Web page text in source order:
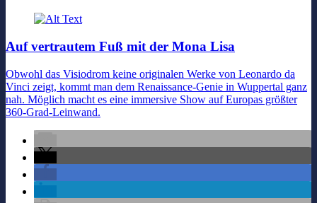
Auf vertrautem Fuß mit der Mona Lisa
Obwohl das Visiodrom keine originalen Werke von Leonardo da
Vinci zeigt, kommt man dem Renaissance-Genie in Wuppertal ganz
nah. Möglich macht es eine immersive Show auf Europas größter
360-Grad-Leinwand.